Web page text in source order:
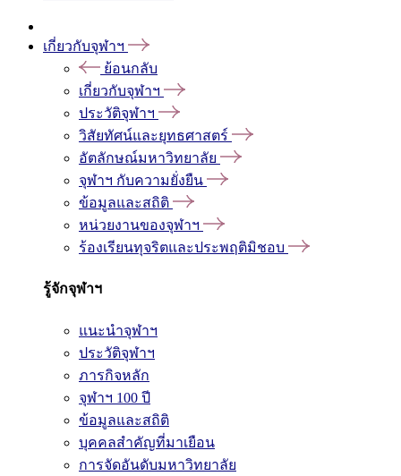
เกี่ยวกับจุฬาฯ
ย้อนกลับ
เกี่ยวกับจุฬาฯ
ประวัติจุฬาฯ
วิสัยทัศน์และยุทธศาสตร์
อัตลักษณ์มหาวิทยาลัย
จุฬาฯ กับความยั่งยืน
ข้อมูลและสถิติ
หน่วยงานของจุฬาฯ
ร้องเรียนทุจริตและประพฤติมิชอบ
รู้จักจุฬาฯ
แนะนำจุฬาฯ
ประวัติจุฬาฯ
ภารกิจหลัก
จุฬาฯ 100 ปี
ข้อมูลและสถิติ
บุคคลสำคัญที่มาเยือน
การจัดอันดับมหาวิทยาลัย